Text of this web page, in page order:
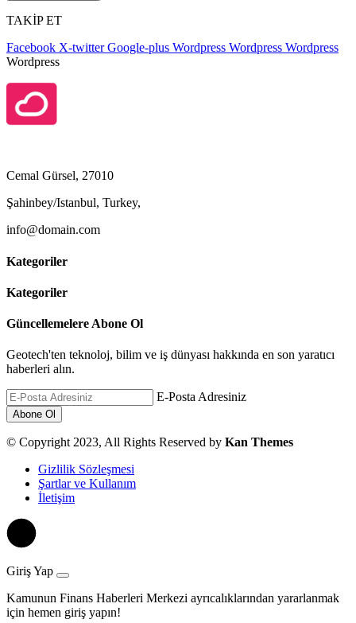
TAKİP ET
Facebook X-twitter Google-plus Wordpress Wordpress Wordpress
Wordpress
Cemal Gürsel, 27010
Şahinbey/Istanbul, Turkey,
info@domain.com
Kategoriler
Kategoriler
Güncellemelere Abone Ol
Geotech'ten teknoloj, bilim ve iş dünyası hakkında en son yaratıcı
haberleri alın.
E-Posta Adresiniz
© Copyright 2023, All Rights Reserved by Kan Themes
Gizlilik Sözleşmesi
Şartlar ve Kullanım
İletişim
Giriş Yap
Kamunun Finans Haberleri Merkezi ayrıcalıklarından yararlanmak
için hemen giriş yapın!